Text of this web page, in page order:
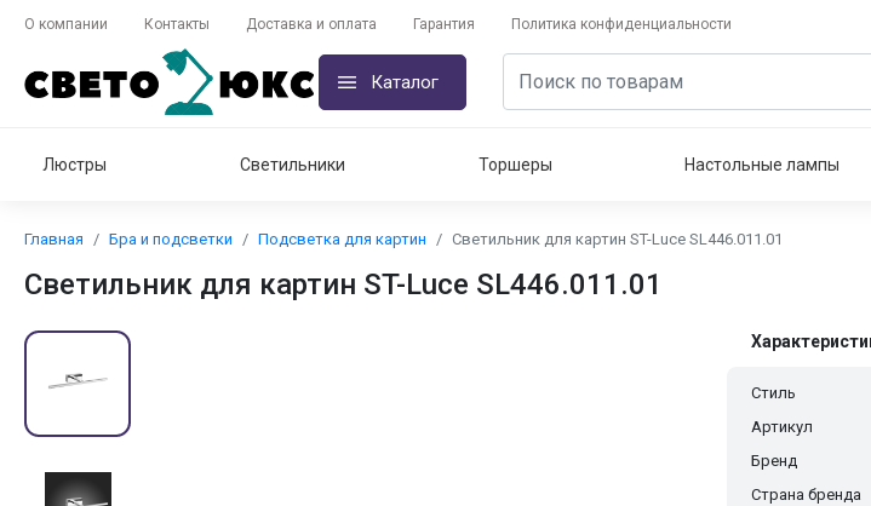
О компании Контакты Доставка и оплата Гарантия Политика конфиденциальности
Каталог
Люстры Светильники Торшеры Настольные лампы
Главная Бра и подсветки Подсветка для картин Светильник для картин ST-Luce SL446.011.01
Светильник для картин ST-Luce SL446.011.01
Стиль
Артикул
Бренд
Страна бренда